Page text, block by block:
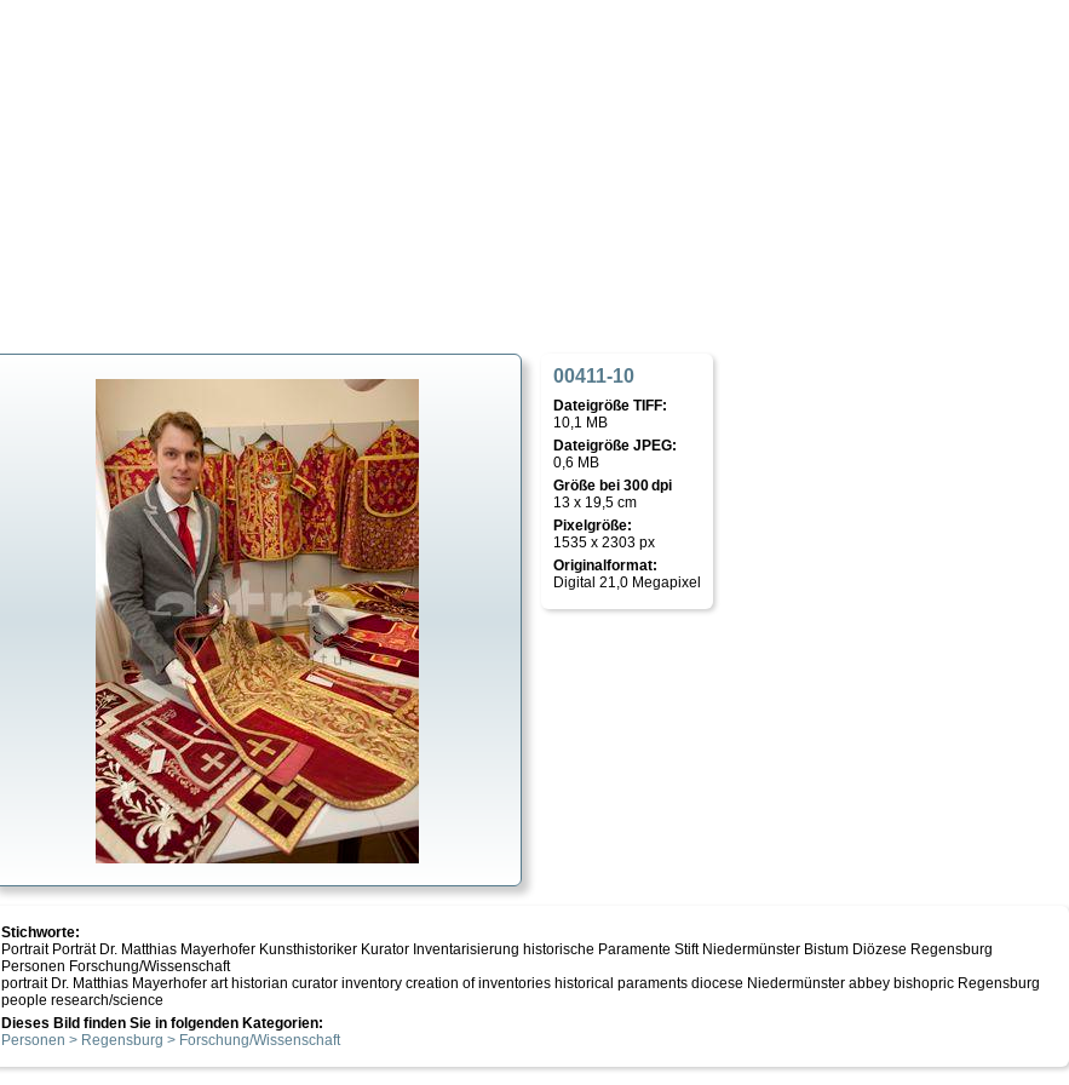
00411-10
Dateigröße TIFF:
10,1 MB
Dateigröße JPEG:
0,6 MB
Größe bei 300 dpi
13 x 19,5 cm
Pixelgröße:
1535 x 2303 px
Originalformat:
Digital 21,0 Megapixel
Stichworte:
Portrait Porträt Dr. Matthias Mayerhofer Kunsthistoriker Kurator Inventarisierung historische Paramente Stift Niedermünster Bistum Diözese Regensburg
Personen Forschung/Wissenschaft
portrait Dr. Matthias Mayerhofer art historian curator inventory creation of inventories historical paraments diocese Niedermünster abbey bishopric Regensburg
people research/science
Dieses Bild finden Sie in folgenden Kategorien:
Personen > Regensburg > Forschung/Wissenschaft